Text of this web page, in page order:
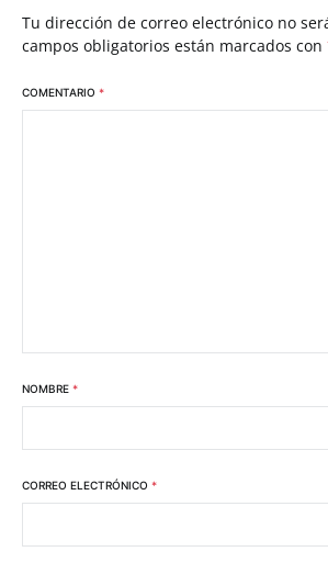
Tu dirección de correo electrónico no
campos obligatorios están marcados con
COMENTARIO *
NOMBRE *
CORREO ELECTRÓNICO *